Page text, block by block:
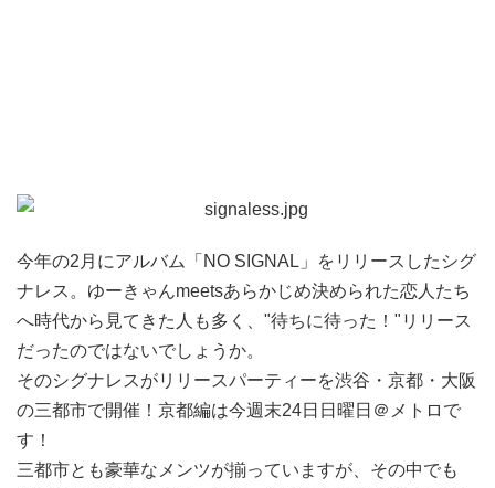
今年の2月にアルバム「NO SIGNAL」をリリースしたシグ
ナレス。ゆーきゃんmeetsあらかじめ決められた恋人たち
へ時代から見てきた人も多く、"待ちに待った！"リリース
だったのではないでしょうか。
そのシグナレスがリリースパーティーを渋谷・京都・大阪
の三都市で開催！京都編は今週末24日日曜日＠メトロで
す！
三都市とも豪華なメンツが揃っていますが、その中でも